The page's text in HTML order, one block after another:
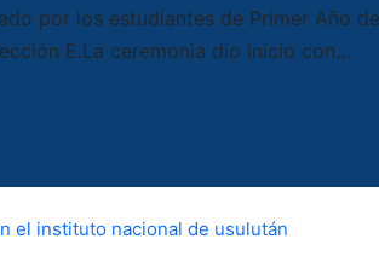
por los estudiantes de Primer Año de
E.La ceremonia dio inicio con…